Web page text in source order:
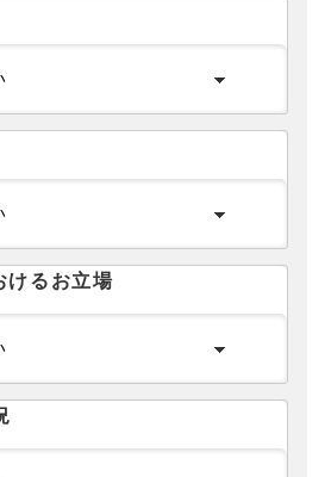
けるお立場